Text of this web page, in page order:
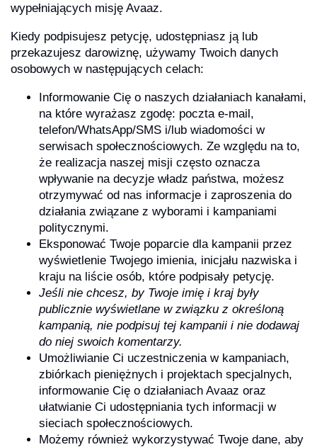
wypełniających misję Avaaz.
Kiedy podpisujesz petycję, udostępniasz ją lub
przekazujesz darowiznę, używamy Twoich danych
osobowych w następujących celach:
Informowanie Cię o naszych działaniach kanałami,
na które wyrażasz zgodę: poczta e-mail,
telefon/WhatsApp/SMS i/lub wiadomości w
serwisach społecznościowych. Ze względu na to,
że realizacja naszej misji często oznacza
wpływanie na decyzje władz państwa, możesz
otrzymywać od nas informacje i zaproszenia do
działania związane z wyborami i kampaniami
politycznymi.
Eksponować Twoje poparcie dla kampanii przez
wyświetlenie Twojego imienia, inicjału nazwiska i
kraju na liście osób, które podpisały petycję.
Jeśli nie chcesz, by Twoje imię i kraj były
publicznie wyświetlane w związku z określoną
kampanią, nie podpisuj tej kampanii i nie dodawaj
do niej swoich komentarzy.
Umożliwianie Ci uczestniczenia w kampaniach,
zbiórkach pieniężnych i projektach specjalnych,
informowanie Cię o działaniach Avaaz oraz
ułatwianie Ci udostępniania tych informacji w
sieciach społecznościowych.
Możemy również wykorzystywać Twoje dane, aby